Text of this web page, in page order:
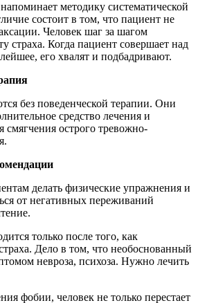
методику систематической
состоит в том, что пациент не
Человек шаг за шагом
страха. Когда пациент совершает над
его хвалят и подбадривают.
без поведенческой терапии. Они
средство лечения и
смягчения острого тревожно-
делать физические упражнения и
от негативных переживаний
только после того, как
Дело в том, что необоснованный
невроза, психоза. Нужно лечить
фобии, человек не только перестает